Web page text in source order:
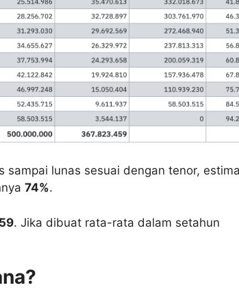
sampai lunas sesuai dengan tenor,
74%.
. Jika dibuat rata-rata dalam setahun